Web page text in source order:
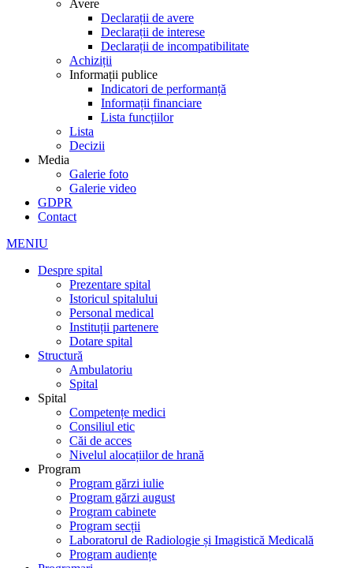
Avere
Declarații de avere
Declarații de interese
Declarații de incompatibilitate
Achiziții
Informații publice
Indicatori de performanță
Informații financiare
Lista funcțiilor
Lista
Decizii
Media
Galerie foto
Galerie video
GDPR
Contact
MENIU
Despre spital
Prezentare spital
Istoricul spitalului
Personal medical
Instituții partenere
Dotare spital
Structură
Ambulatoriu
Spital
Spital
Competențe medici
Consiliul etic
Căi de acces
Nivelul alocațiilor de hrană
Program
Program gărzi iulie
Program gărzi august
Program cabinete
Program secții
Laboratorul de Radiologie și Imagistică Medicală
Program audiențe